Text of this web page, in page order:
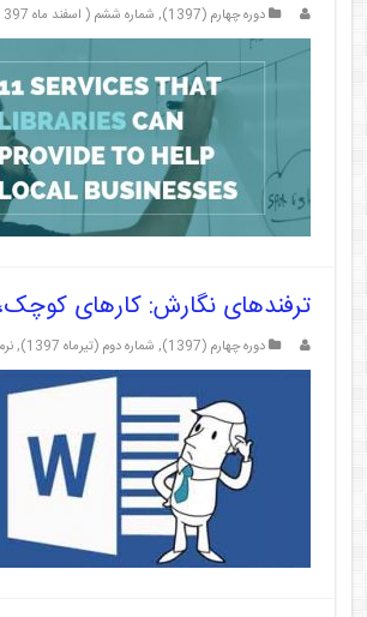
دوره چهارم (1397) , شماره ششم ( اسفند ماه 1397)
ترفندهای نگارش: کارهای کوچک،
دوره چهارم (1397) , شماره دوم (تیرماه 1397) ,